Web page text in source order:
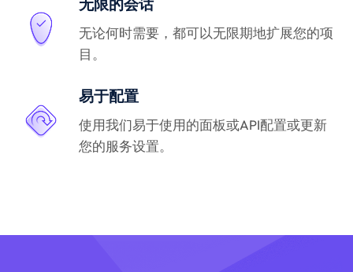
无限的会话
无论何时需要，都可以无限期地扩展您的项
目。
易于配置
使用我们易于使用的面板或API配置或更新
您的服务设置。